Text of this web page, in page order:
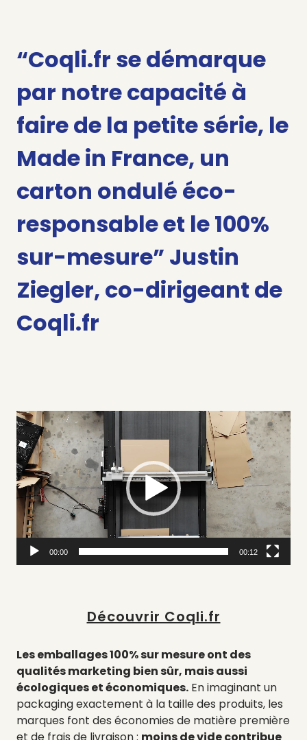
“Coqli.fr se démarque
par notre capacité à
faire de la petite série, le
Made in France, un
carton ondulé éco-
responsable et le 100%
sur-mesure” Justin
Ziegler, co-dirigeant de
Coqli.fr
L
e
c
t
e
u
d
00:00 00:12
Découvrir Coqli.fr
Les emballages 100% sur mesure ont des
qualités marketing bien sûr, mais aussi
écologiques et économiques. En imaginant un
packaging exactement à la taille des produits, les
marques font des économies de matière première